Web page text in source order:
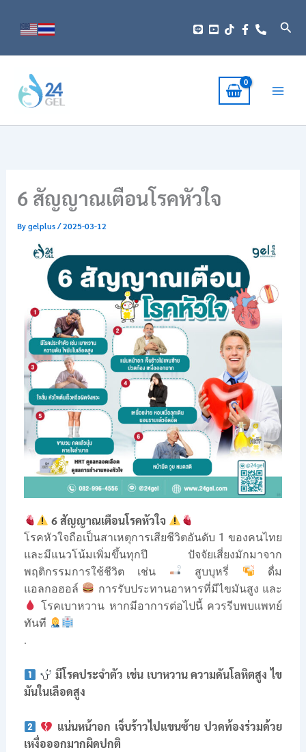
6 สัญญาณเตือนโรคหัวใจ
Bygelplus/2025-03-12
6 สัญญาณเตือนโรคหัวใจ
โรคหัวใจถือเป็นสาเหตุการเสียชีวิตอันดับ 1 ของคนไทย
และมีแนวโน้มเพิ่มขึ้นทุกปี ปัจจัยเสี่ยงมักมาจาก
พฤติกรรมการใช้ชีวิต เช่น
สูบบุหรี่
ดื่ม
แอลกอฮอล์
การรับประทานอาหารที่มีไขมันสูง และ
โรคเบาหวาน หากมีอาการต่อไปนี้ ควรรีบพบแพทย์
ทันที
.
มีโรคประจำตัว เช่น เบาหวาน ความดันโลหิตสูง ไข
มันในเลือดสูง
แน่นหน้าอก เจ็บร้าวไปแขนซ้าย ปวดท้องร่วมด้วย
เหงื่อออกมากผิดปกติ